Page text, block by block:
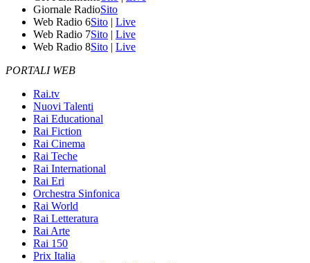
Giornale RadioSito
Web Radio 6Sito | Live
Web Radio 7Sito | Live
Web Radio 8Sito | Live
PORTALI WEB
Rai.tv
Nuovi Talenti
Rai Educational
Rai Fiction
Rai Cinema
Rai Teche
Rai International
Rai Eri
Orchestra Sinfonica
Rai World
Rai Letteratura
Rai Arte
Rai 150
Prix Italia